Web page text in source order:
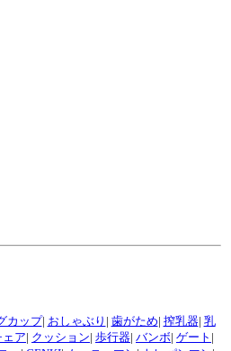
カップ| おしゃぶり | 歯がため| 搾乳器| 乳
ェア| クッション| 歩行器| バンボ| ゲート |